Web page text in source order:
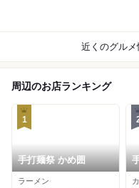
近くのグル
周辺のお店ランキング
1
手打麺祭 かめ囲
ラーメン